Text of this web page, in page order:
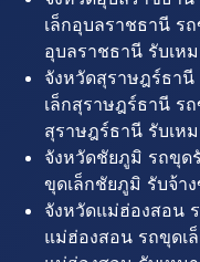
เล็กอุบลราชธานี ร
อุบลราชธานี รับเห
จังหวัดสุราษฎร์ธา
เล็กสุราษฎร์ธานี ร
สุราษฎร์ธานี รับเห
จังหวัดชัยภูมิ รถขุด
ขุดเล็กชัยภูมิ รับจ้า
จังหวัดแม่ฮ่องสอน
แม่ฮ่องสอน รถขุดเ